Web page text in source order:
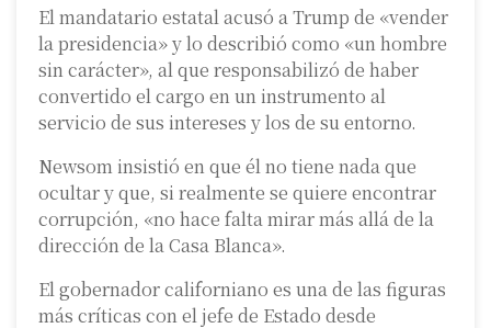
El mandatario estatal acusó a Trump de «vender
la presidencia» y lo describió como «un hombre
sin carácter», al que responsabilizó de haber
convertido el cargo en un instrumento al
servicio de sus intereses y los de su entorno.
Newsom insistió en que él no tiene nada que
ocultar y que, si realmente se quiere encontrar
corrupción, «no hace falta mirar más allá de la
dirección de la Casa Blanca».
El gobernador californiano es una de las figuras
más críticas con el jefe de Estado desde